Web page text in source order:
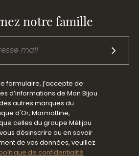
notre famille
formulaire, j’accepte de
d’informations de Mon Bijou
autres marques du
d'Or, Marmottine,
celles du groupe Mélijou
désinscrire ou en savoir
de vos données, veuillez
de confidentialité